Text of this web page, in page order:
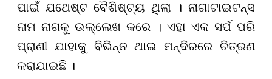
ପାଇଁ ଯଥେଷ୍ଟ ବୈଶିଷ୍ଟ୍ୟ ଥିଲା । ନାଗାଟାଇଟନ୍ସ
ନାମ ନାଗକୁ ଉଲ୍ଲେଖ କରେ । ଏହା ଏକ ସର୍ପ ପରି
ପ୍ରାଣୀ ଯାହାକୁ ବିଭିନ୍ନ ଥାଇ ମନ୍ଦିରରେ ଚିତ୍ରଣ
କରାଯାଇଛି । ⁠